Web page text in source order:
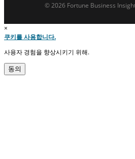
© 2026 Fortune Business
×
쿠키를 사용합니다.
사용자 경험을 향상시키기 위해.
동의